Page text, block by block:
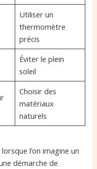
Utiliser un
thermomètre
précis
Éviter le plein
soleil
Choisir des
matériaux
naturels
l’on imagine un
démarche de